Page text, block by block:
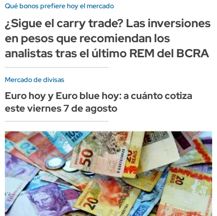
Qué bonos prefiere hoy el mercado
¿Sigue el carry trade? Las inversiones
en pesos que recomiendan los
analistas tras el último REM del BCRA
Mercado de divisas
Euro hoy y Euro blue hoy: a cuánto cotiza
este viernes 7 de agosto